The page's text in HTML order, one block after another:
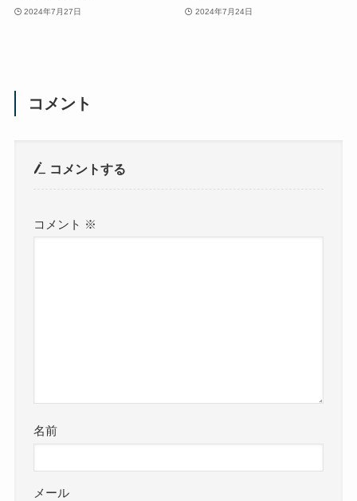
2024年7月27日 2024年7月24日
コメント
コメントする
コメント ※
名前
メール